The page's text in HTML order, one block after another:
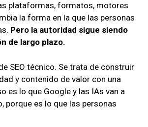
plataformas, formatos, motores
la forma en la que las personas
Pero la autoridad sigue siendo
de largo plazo.
SEO técnico. Se trata de construir
y contenido de valor con una
es lo que Google y las IAs van a
porque es lo que las personas